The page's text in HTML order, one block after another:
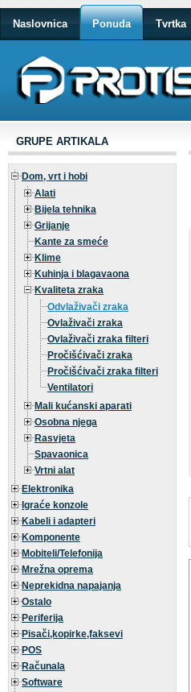
Naslovnica Ponuda Tvrtka
GRUPE ARTIKALA
Dom, vrt i hobi
Alati
Bijela tehnika
Grijanje
Kante za smeće
Klime
Kuhinja i blagavaona
Kvaliteta zraka
Odvlaživači zraka
Ovlaživači zraka
Ovlaživači zraka filteri
Pročišćivači zraka
Pročišćivači zraka filteri
Ventilatori
Mali kućanski aparati
Osobna njega
Rasvjeta
Spavaonica
Vrtni alat
Elektronika
Igraće konzole
Kabeli i adapteri
Komponente
Mobiteli/Telefonija
Mrežna oprema
Neprekidna napajanja
Ostalo
Periferija
Pisači,kopirke,faksevi
POS
Računala
Software